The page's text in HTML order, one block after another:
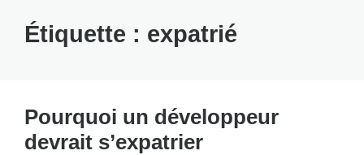
Étiquette : expatrié
Pourquoi un développeur
devrait s’expatrier